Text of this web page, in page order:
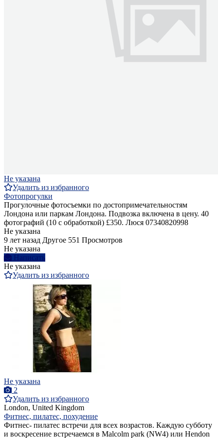
Не указана
Удалить из избранного
Фотопрогулки
Прогулочные фотосъемки по достопримечательностям
Лондона или паркам Лондона. Подвозка включена в цену. 40
фотографий (10 с обработкой) £350. Люся 07340820998
Не указана
9 лет назад Другое 551 Просмотров
Не указана
Написать
Не указана
Удалить из избранного
Не указана
2
Удалить из избранного
London, United Kingdom
Фитнес, пилатес, похудение
Фитнес- пилатес встречи для всех возрастов. Каждую субботу
и воскресение встречаемся в Malcolm park (NW4) или Hendon